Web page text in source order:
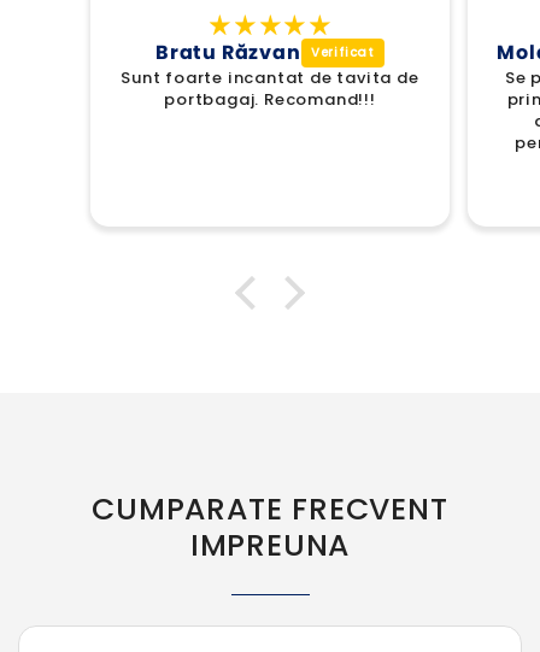
Bratu Răzvan
Sunt foarte incantat de tavita de
portbagaj. Recomand!!!
Se
CUMPARATE FRECVENT
IMPREUNA